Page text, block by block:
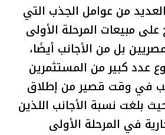
من عوامل الجذب التي
مبيعات المرحلة الأولى
بل من الأجانب أيضَا،
عدد كبير من المستثمرين
في وقت قصير من إطلاق
بلغت نسبة الأجانب اللذين
في المرحلة الأولى